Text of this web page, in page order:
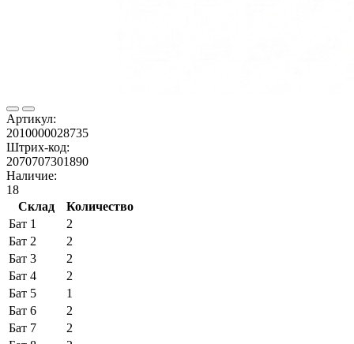
Артикул:
2010000028735
Штрих-код:
2070707301890
Наличие:
18
Склад
Количество
Бат 1
2
Бат 2
2
Бат 3
2
Бат 4
2
Бат 5
1
Бат 6
2
Бат 7
2